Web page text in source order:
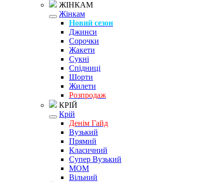
ЖІНКАМ
Жінкам
Новий сезон
Джинси
Сорочки
Жакети
Сукні
Спідниці
Шорти
Жилети
Розпродаж
КРІЙ
Крій
Денім Гайд
Вузький
Прямий
Класичний
Супер Вузький
MOM
Вільний